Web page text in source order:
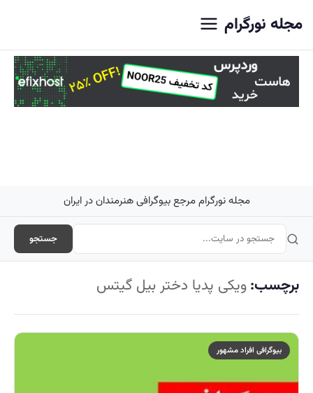
مجله نورگرام
مجله نورگرام مرجع بیوگرافی هنرمندان در ایران
جستجو
برچسب:ویکی پدیا دختر بیل گیتس
بیوگرافی افراد مشهور